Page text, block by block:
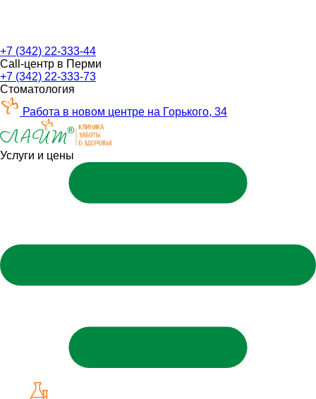
+7 (342) 22-333-44
Call-центр в Перми
+7 (342) 22-333-73
Стоматология
Работа в новом центре на Горького, 34
Услуги и цены